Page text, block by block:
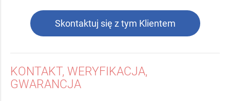
Skontaktuj się z tym Klientem
KONTAKT, WERYFIKACJA,
GWARANCJA